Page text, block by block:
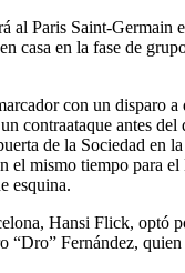
al Paris Saint-Germain
casa en la fase de
con un disparo a
contraataque antes del
de la Sociedad en
el mismo tiempo para
esquina.
Hansi Flick, optó
“Dro” Fernández,